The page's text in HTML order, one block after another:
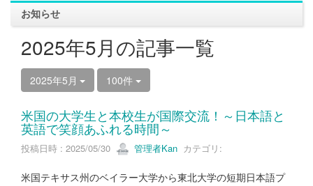
お知らせ
2025年5月の記事一覧
2025年5月 100件
米国の大学生と本校生が国際交流！～日本語と
英語で笑顔あふれる時間～
投稿日時 : 2025/05/30 管理者Kan カテゴリ:
米国テキサス州のベイラー大学から東北大学の短期日本語プ